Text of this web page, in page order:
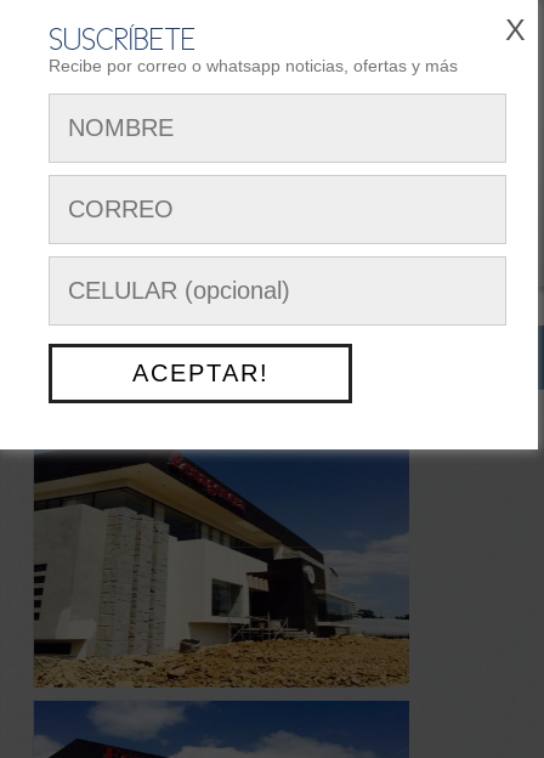
X
SUSCRÍBETE
Recibe por correo o whatsapp noticias, ofertas y más
ACEPTAR!
REGISTRARSE AREA DE CLIENTES
Siguenos en:
Menú Opciones
NUESTRO TRABAJO> ECUAGENERA GUAYAQUIL